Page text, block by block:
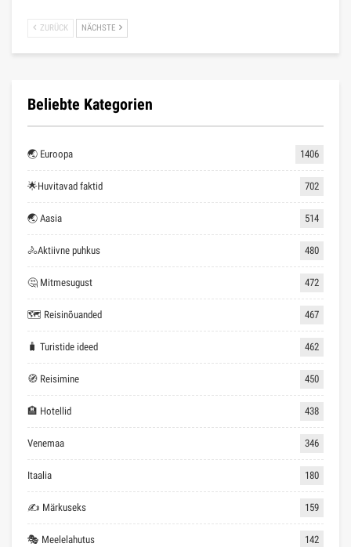
ZURÜCK NÄCHSTE
Beliebte Kategorien
🌏 Euroopa 1406
🌟Huvitavad faktid 702
🌏 Aasia 514
🚴Aktiivne puhkus 480
🤔 Mitmesugust 472
🗺 Reisinõuanded 467
🧳 Turistide ideed 462
🧭 Reisimine 450
🏨 Hotellid 438
Venemaa 346
Itaalia 180
✍ Märkuseks 159
🎭 Meelelahutus 142